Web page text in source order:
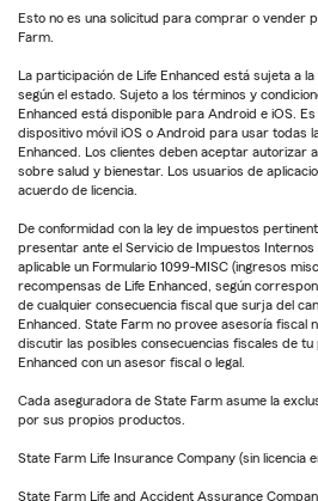
Esto no es una solicitud para comprar o vender
Farm.
La participación de Life Enhanced está sujeta a
según el estado. Sujeto a los términos y
Enhanced está disponible para Android e iOS.
dispositivo móvil iOS o Android para usar todas
Enhanced. Los clientes deben aceptar autorizar
sobre salud y bienestar. Los usuarios de
acuerdo de licencia.
De conformidad con la ley de impuestos
presentar ante el Servicio de Impuestos
aplicable un Formulario 1099-MISC (ingresos
recompensas de Life Enhanced, según
de cualquier consecuencia fiscal que surja del
Enhanced. State Farm no provee asesoría fiscal
discutir las posibles consecuencias fiscales de
Enhanced con un asesor fiscal o legal.
Cada aseguradora de State Farm asume la
por sus propios productos.
State Farm Life Insurance Company (sin licencia
State Farm Life and Accident Assurance